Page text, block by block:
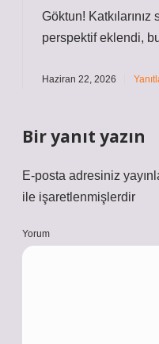
Göktun!
perspektifeklendi, bu
Haziran 22, 2026
Bir yanıt yazın
E-posta adresiniz
ile işaretlenmişlerdir
Yorum